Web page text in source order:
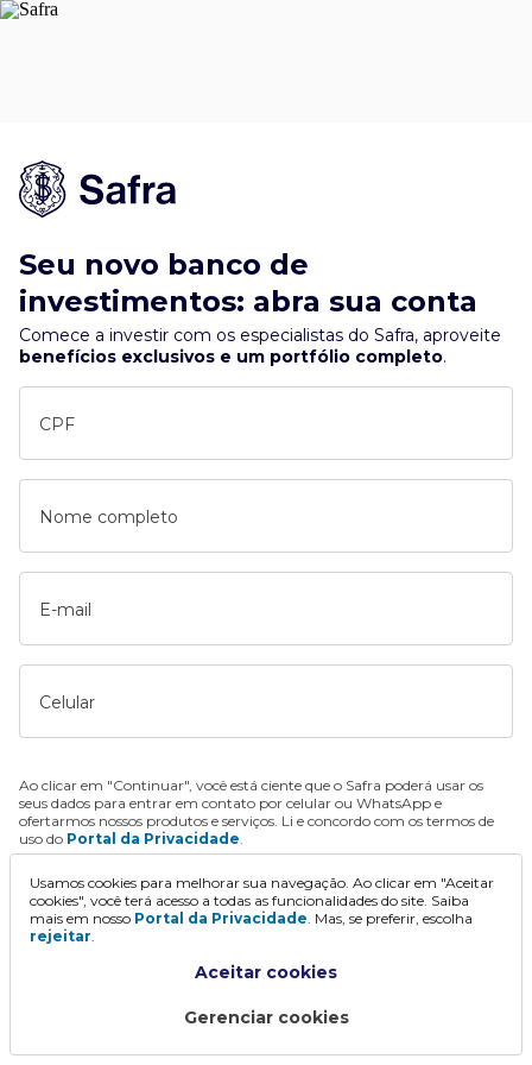
Seu novo banco de
investimentos: abra sua conta
Comece a investir com os especialistas do Safra, aproveite
benefícios exclusivos e um portfólio completo.
CPF
Nome completo
E-mail
Celular
Ao clicar em "Continuar", você está ciente que o Safra poderá usar os
seus dados para entrar em contato por celular ou WhatsApp e
ofertarmos nossos produtos e serviços. Li e concordo com os termos de
uso do Portal da Privacidade.
Continuar
Usamos cookies para melhorar sua navegação. Ao clicar em "Aceitar
cookies", você terá acesso a todas as funcionalidades do site. Saiba
mais em nosso Portal da Privacidade. Mas, se preferir, escolha
rejeitar.
Aceitar cookies
Gerenciar cookies